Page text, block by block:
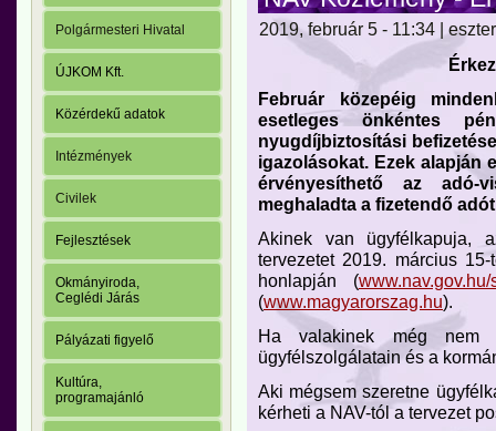
Polgármesteri Hivatal
ÚJKOM Kft.
Közérdekű adatok
Intézmények
Civilek
Fejlesztések
Okmányiroda,
Ceglédi Járás
Pályázati figyelő
Kultúra,
programajánló
2019, február 5 - 11:34 | eszter
Február közepéig
esetleges önkéntes
nyugdíjbiztosítási
igazolásokat. Ezek alapján
érvényesíthető az adó-
meghaladta a fizetendő
Akinek van ügyfélkapuja,
tervezetet 2019. március
honlapján (
(www.magyarorszag.hu).
Ha valakinek még nem
ügyfélszolgálatain és a
Aki mégsem szeretne
kérheti a NAV-tól a tervezet